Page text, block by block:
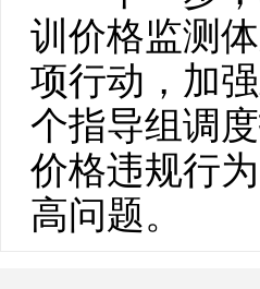
训价格监测
项行动，加
个指导组调
价格违规行
高问题。